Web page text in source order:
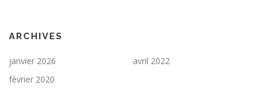
ARCHIVES
janvier 2026
avril 2022
février 2020